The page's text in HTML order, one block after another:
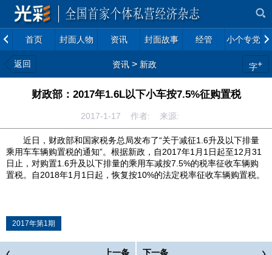
首页 封面人物 资讯 封面故事 经管 小个专党建
返回 资讯 > 新政 字+
财政部：2017年1.6L以下小车按7.5%征购置税
2017-1-17 作者: 来源:
近日，财政部和国家税务总局发布了“关于减征1.6升及以下排量
乘用车车辆购置税的通知”。根据新政，自2017年1月1日起至12月31
日止，对购置1.6升及以下排量的乘用车减按7.5%的税率征收车辆购
置税。自2018年1月1日起，恢复按10%的法定税率征收车辆购置税。
2017年第1期
上一条
下一条